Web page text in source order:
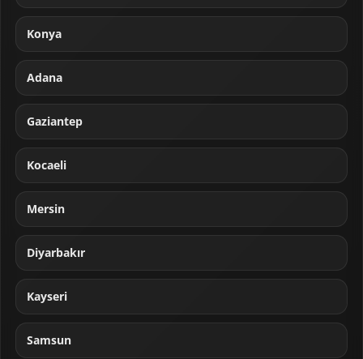
Konya
Adana
Gaziantep
Kocaeli
Mersin
Diyarbakır
Kayseri
Samsun